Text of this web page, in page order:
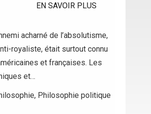
EN SAVOIR PLUS
acharné de l’absolutisme,
royaliste, était surtout connu
et françaises. Les
et…
, Philosophie politique